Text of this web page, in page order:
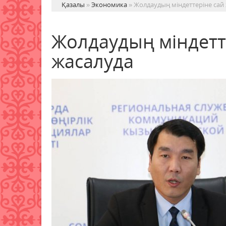
Қазалы »Экономика » Жолдаудың міндеттеріне
Жолдаудың
жасалуда